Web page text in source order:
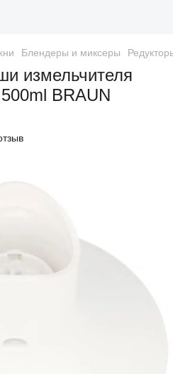
Блендеры и миксеры
измельчителя
BRAUN